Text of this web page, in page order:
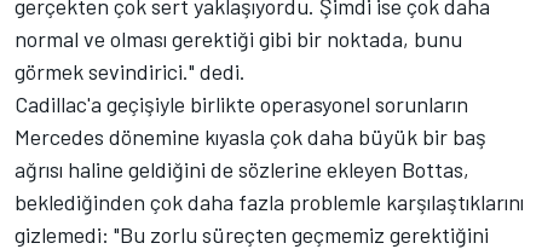
gerçekten çok sert yaklaşıyordu. Şimdi ise çok daha
normal ve olması gerektiği gibi bir noktada, bunu
görmek sevindirici." dedi.
Cadillac'a geçişiyle birlikte operasyonel sorunların
Mercedes dönemine kıyasla çok daha büyük bir baş
ağrısı haline geldiğini de sözlerine ekleyen Bottas,
beklediğinden çok daha fazla problemle karşılaştıklarını
gizlemedi: "Bu zorlu süreçten geçmemiz gerektiğini